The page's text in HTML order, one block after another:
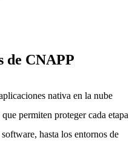
de CNAPP
nativa en la nube
permiten proteger cada etapa
hasta los entornos de